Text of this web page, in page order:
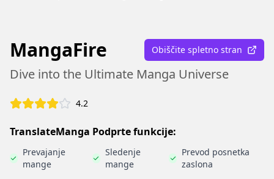
MangaFire Obiščite spletno stran
Dive into the Ultimate Manga Universe
4.2
TranslateManga Podprte funkcije:
Prevajanje
mange
Sledenje
mange
Prevod posnetka
zaslona